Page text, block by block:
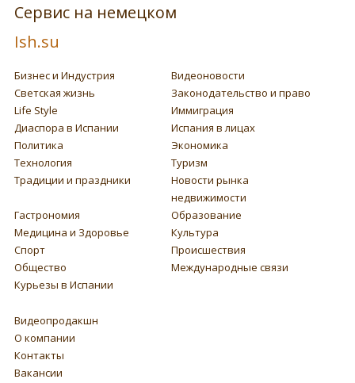
Сервис на немецком
Ish.su
Бизнес и Индустрия
Видеоновости
Светская жизнь
Законодательство и право
Life Style
Иммиграция
Диаспора в Испании
Испания в лицах
Политика
Экономика
Технология
Туризм
Традиции и праздники
Новости рынка
недвижимости
Гастрономия
Образование
Медицина и Здоровье
Культура
Спорт
Происшествия
Общество
Международные связи
Курьезы в Испании
Видеопродакшн
О компании
Контакты
Вакансии